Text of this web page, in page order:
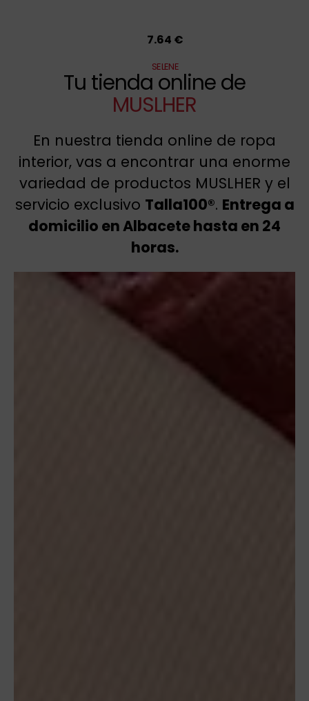
7.64 €
SELENE
Tu tienda online de
MUSLHER
En nuestra tienda online de ropa
interior, vas a encontrar una enorme
variedad de productos MUSLHER y el
servicio exclusivo Talla100®. Entrega a
domicilio en Albacete hasta en 24
horas.